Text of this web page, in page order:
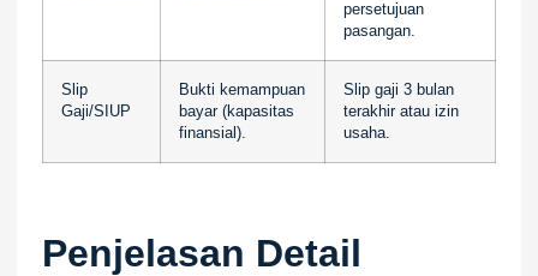
persetujuan
pasangan.
Slip
Gaji/SIUP
Bukti kemampuan
bayar (kapasitas
finansial).
Slip gaji 3 bulan
terakhir atau izin
usaha.
Penjelasan Detail